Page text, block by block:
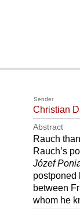
Spring navigation
Sender
Christian
Abstract
Rauch
Rauch’s
Józef
postponed
between
whom he